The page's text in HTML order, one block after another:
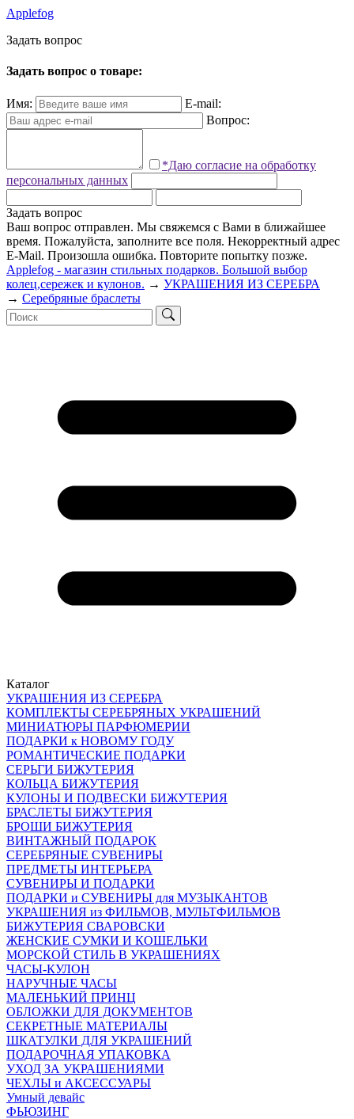
Applefog
Задать вопрос
Задать вопрос о товаре:
Имя:
E-mail:
Вопрос:
*Даю согласие на обработку
персональных данных
Задать вопрос
Ваш вопрос отправлен. Мы свяжемся с Вами в ближайшее
время. Пожалуйста, заполните все поля. Некорректный адрес
E-Mail. Произошла ошибка. Повторите попытку позже.
Applefog - магазин стильных подарков. Большой выбор
колец,сережек и кулонов. → УКРАШЕНИЯ ИЗ СЕРЕБРА
→ Серебряные браслеты
Каталог
УКРАШЕНИЯ ИЗ СЕРЕБРА
КОМПЛЕКТЫ СЕРЕБРЯНЫХ УКРАШЕНИЙ
МИНИАТЮРЫ ПАРФЮМЕРИИ
ПОДАРКИ к НОВОМУ ГОДУ
РОМАНТИЧЕСКИЕ ПОДАРКИ
СЕРЬГИ БИЖУТЕРИЯ
КОЛЬЦА БИЖУТЕРИЯ
КУЛОНЫ И ПОДВЕСКИ БИЖУТЕРИЯ
БРАСЛЕТЫ БИЖУТЕРИЯ
БРОШИ БИЖУТЕРИЯ
ВИНТАЖНЫЙ ПОДАРОК
СЕРЕБРЯНЫЕ СУВЕНИРЫ
ПРЕДМЕТЫ ИНТЕРЬЕРА
СУВЕНИРЫ И ПОДАРКИ
ПОДАРКИ и СУВЕНИРЫ для МУЗЫКАНТОВ
УКРАШЕНИЯ из ФИЛЬМОВ, МУЛЬТФИЛЬМОВ
БИЖУТЕРИЯ СВАРОВСКИ
ЖЕНСКИЕ СУМКИ И КОШЕЛЬКИ
МОРСКОЙ СТИЛЬ В УКРАШЕНИЯХ
ЧАСЫ-КУЛОН
НАРУЧНЫЕ ЧАСЫ
МАЛЕНЬКИЙ ПРИНЦ
ОБЛОЖКИ ДЛЯ ДОКУМЕНТОВ
СЕКРЕТНЫЕ МАТЕРИАЛЫ
ШКАТУЛКИ ДЛЯ УКРАШЕНИЙ
ПОДАРОЧНАЯ УПАКОВКА
УХОД ЗА УКРАШЕНИЯМИ
ЧEХЛЫ и АКСЕССУАРЫ
Умный девайс
ФЬЮЗИНГ